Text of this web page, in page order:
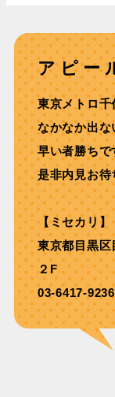
アピー
東京メトロ千
なかなか出な
早い者勝ちで
是非内見お待
【ミセカリ】
東京都目黒
２F
03-6417-9236